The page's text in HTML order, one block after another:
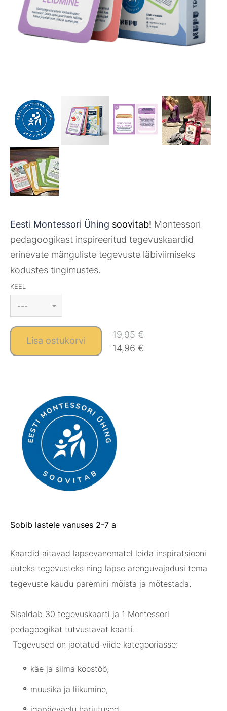
Eesti Montessori Ühing soovitab! Montessori
pedagoogikast inspireeritud tegevuskaardid
erinevate mänguliste tegevuste läbiviimiseks
kodustes tingimustes.
KEEL
Lisa ostukorvi
19,95 €
14,96 €
Sobib lastele vanuses 2-7 a
Kaardid aitavad lapsevanematel leida inspiratsiooni
uuteks tegevusteks ning lapse arenguvajadusi tema
tegevuste kaudu paremini mõista ja mõtestada.
Sisaldab 30 tegevuskaarti ja 1 Montessori
pedagoogikat tutvustavat kaarti.
Tegevused on jaotatud viide kategooriasse:
käe ja silma koostöö,
muusika ja liikumine,